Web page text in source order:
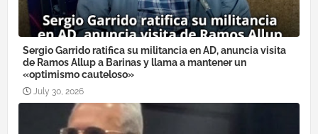
Sergio Garrido ratifica su militancia en AD, anuncia visita
de Ramos Allup a Barinas y llama a mantener un
«optimismo cauteloso»
July 30, 2026